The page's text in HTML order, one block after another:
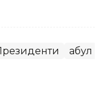
Қабул